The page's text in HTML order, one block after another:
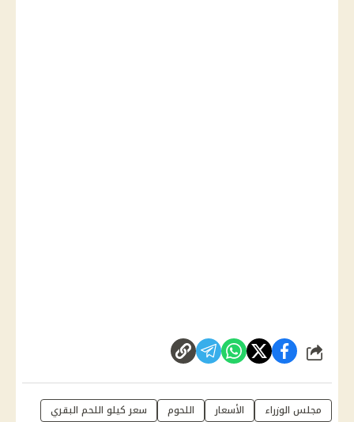
شارك
مجلس الوزراء الأسعار اللحوم سعر كيلو اللحم البقري